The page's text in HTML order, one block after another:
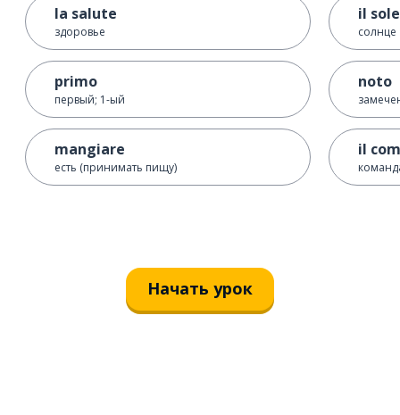
la salute
здоровье
primo
первый; 1-ый
mangiare
есть (принимать пищу)
il sole
солнце
noto
il
Начать урок